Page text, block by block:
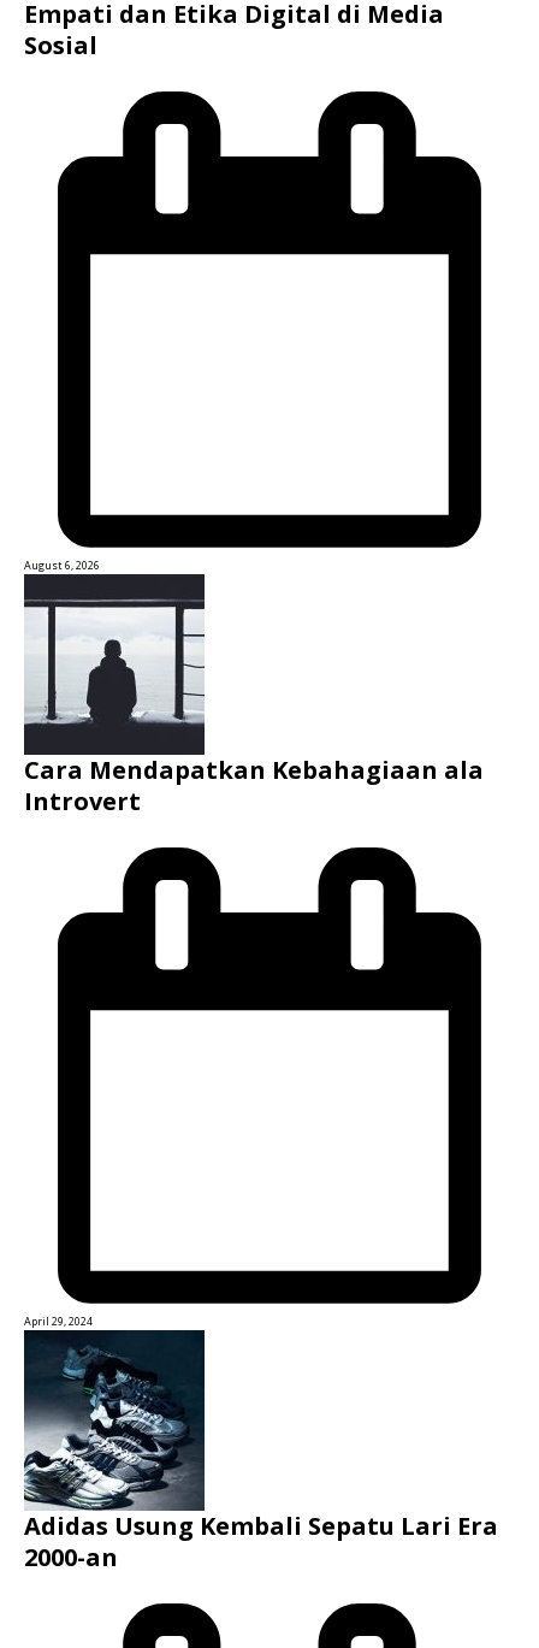
Empati dan Etika Digital di Media
Sosial
August 6, 2026
Cara Mendapatkan Kebahagiaan ala
Introvert
April 29, 2024
Adidas Usung Kembali Sepatu Lari Era
2000-an